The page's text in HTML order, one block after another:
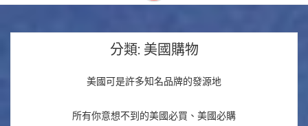
分類: 美國購物
美國可是許多知名品牌的發源地
所有你意想不到的美國必買、美國必購